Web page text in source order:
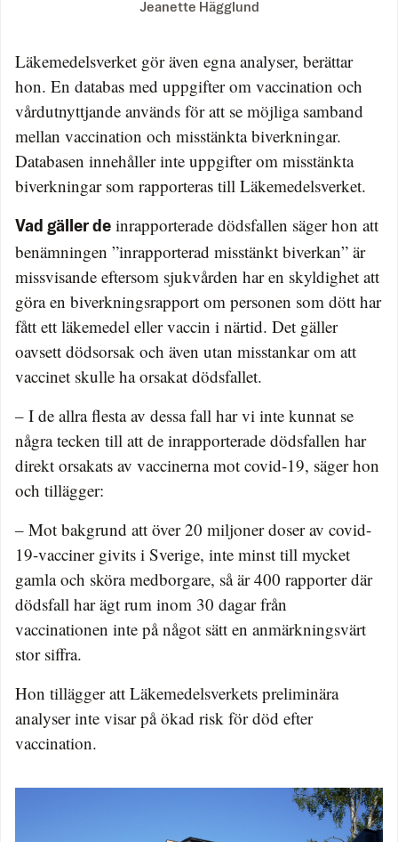
Jeanette Hägglund
Läkemedelsverket gör även egna analyser, berättar
hon. En databas med uppgifter om vaccination och
vårdutnyttjande används för att se möjliga samband
mellan vaccination och misstänkta biverkningar.
Databasen innehåller inte uppgifter om misstänkta
biverkningar som rapporteras till Läkemedelsverket.
Vad gäller de inrapporterade dödsfallen säger hon att
benämningen ”inrapporterad misstänkt biverkan” är
missvisande eftersom sjukvården har en skyldighet att
göra en biverkningsrapport om personen som dött har
fått ett läkemedel eller vaccin i närtid. Det gäller
oavsett dödsorsak och även utan misstankar om att
vaccinet skulle ha orsakat dödsfallet.
– I de allra flesta av dessa fall har vi inte kunnat se
några tecken till att de inrapporterade dödsfallen har
direkt orsakats av vaccinerna mot covid-19, säger hon
och tillägger:
– Mot bakgrund att över 20 miljoner doser av covid-
19-vacciner givits i Sverige, inte minst till mycket
gamla och sköra medborgare, så är 400 rapporter där
dödsfall har ägt rum inom 30 dagar från
vaccinationen inte på något sätt en anmärkningsvärt
stor siffra.
Hon tillägger att Läkemedelsverkets preliminära
analyser inte visar på ökad risk för död efter
vaccination.